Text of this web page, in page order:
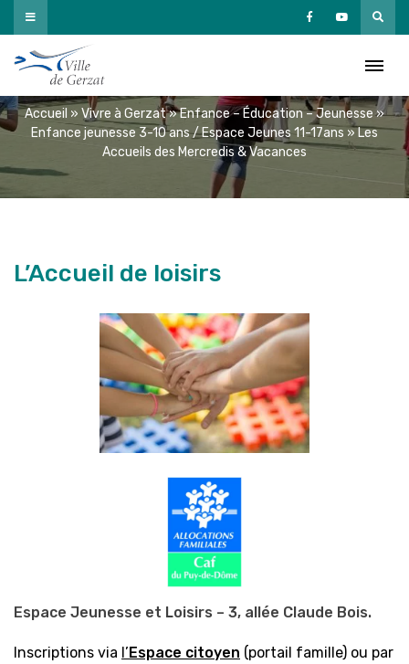
Passer
au
contenu
Les Accueils des Mercredis &
Accueil » Vivre à Gerzat»Enfance – Éducation – Jeunesse»
Enfance jeunesse 3-10 ans / Espace Jeunes 11-17ans »Les
Accueils des Mercredis & Vacances
L’Accueil de loisirs
Espace Jeunesse et Loisirs – 3, allée Claude Bois.
Inscriptions via l’Espace citoyen (portail famille) ou par